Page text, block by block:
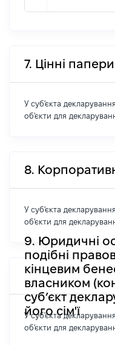
7. Цінні папери
У суб'єкта
об'єкти для
8.
У суб'єкта
об'єкти для
9. Юридичні
подібні
кінцевим
власником
суб’єкт
його сім'ї
У суб'єкта
об'єкти для